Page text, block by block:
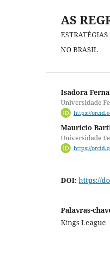
AS
NO BRASIL
Isadora
Universidade
https://
Mauricio
Universidade
https://
DOI: https://
Palavras-
Kings League